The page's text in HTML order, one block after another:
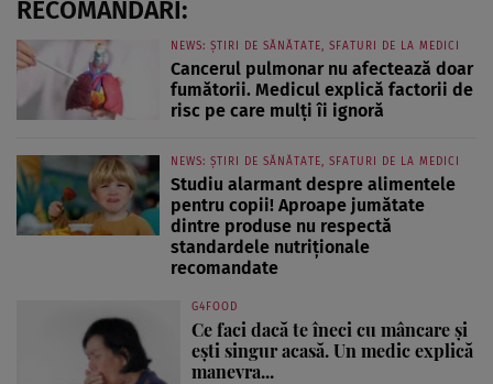
RECOMANDĂRI:
NEWS: ȘTIRI DE SĂNĂTATE, SFATURI DE LA MEDICI
Cancerul pulmonar nu afectează doar
fumătorii. Medicul explică factorii de
risc pe care mulți îi ignoră
NEWS: ȘTIRI DE SĂNĂTATE, SFATURI DE LA MEDICI
Studiu alarmant despre alimentele
pentru copii! Aproape jumătate
dintre produse nu respectă
standardele nutriționale
recomandate
G4FOOD
Ce faci dacă te îneci cu mâncare și
ești singur acasă. Un medic explică
manevra...